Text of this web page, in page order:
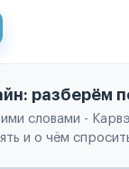
разберём
словами -
и о чём